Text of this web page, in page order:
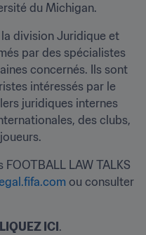
du Michigan.
division Juridique et
par des spécialistes
concernés. Ils sont
intéressés par le
juridiques internes
des clubs,
FOOTBALL LAW TALKS
ou consulter
ICI .